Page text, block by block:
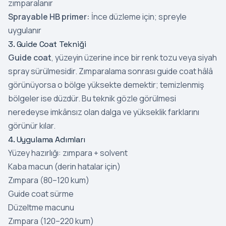
zımparalanır
Sprayable HB primer: İnce düzleme için; spreyle
uygulanır
3. Guide Coat Tekniği
Guide coat, yüzeyin üzerine ince bir renk tozu veya siyah
spray sürülmesidir. Zımparalama sonrası guide coat hâlâ
görünüyorsa o bölge yüksekte demektir; temizlenmiş
bölgeler ise düzdür. Bu teknik gözle görülmesi
neredeyse imkânsız olan dalga ve yükseklik farklarını
görünür kılar.
4. Uygulama Adımları
Yüzey hazırlığı: zımpara + solvent
Kaba macun (derin hatalar için)
Zımpara (80–120 kum)
Guide coat sürme
Düzeltme macunu
Zımpara (120–220 kum)